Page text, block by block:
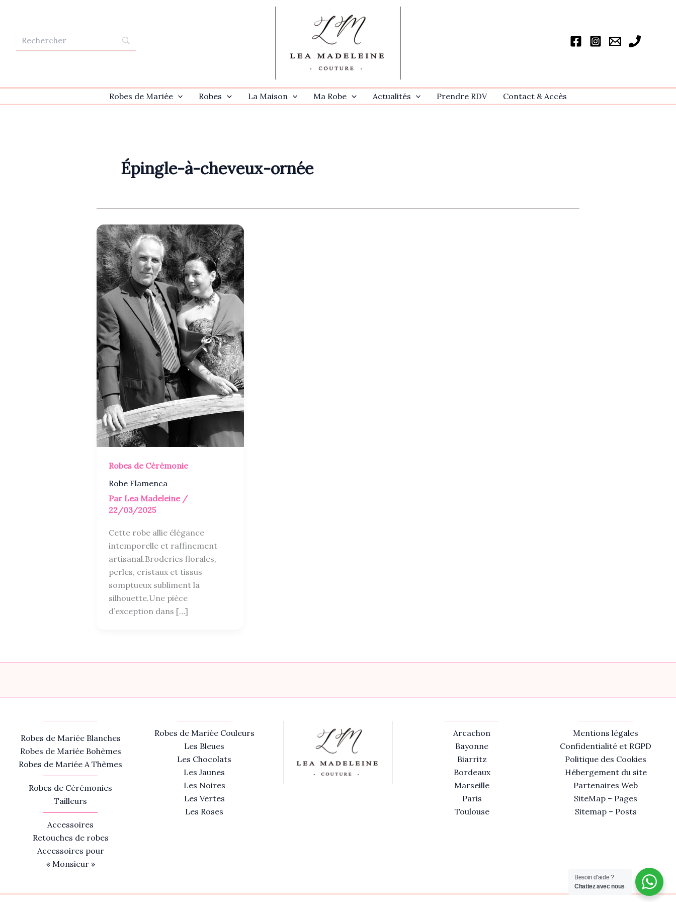
Robes de Mariée Robes La Maison Ma Robe Actualités Prendre RDV Contact & Accѐs
Épingle-à-cheveux-ornée
Robes de Cérémonie
Robe Flamenca
Par Lea Madeleine /
22/03/2025
Cette robe allie élégance
intemporelle et raffinement
artisanal.Broderies florales,
perles, cristaux et tissus
somptueux subliment la
silhouette.Une pièce
d’exception dans […]
Robes de Mariée Blanches
Robes de Mariée Bohèmes
Robes de Mariée A Thèmes
Robes de Cérémonies
Tailleurs
Accessoires
Retouches de robes
Accessoires pour
« Monsieur »
Robes de Mariée Couleurs
Les Bleues
Les Chocolats
Les Jaunes
Les Noires
Les Vertes
Les Roses
Arcachon
Bayonne
Biarritz
Bordeaux
Marseille
Paris
Toulouse
Mentions légales
Confidentialité et RGPD
Politique des Cookies
Hébergement du site
Partenaires Web
SiteMap – Pages
Sitemap – Posts
Besoin d'aide ?
Chattez avec nous